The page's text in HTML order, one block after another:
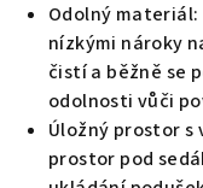
Odolný
nízkými nároky
čistí a běžně se
odolnosti vůči
Úložný prostor s
prostor pod